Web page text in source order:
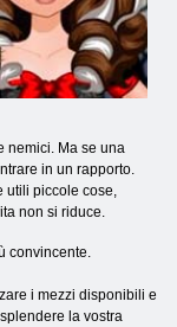
nemici. Ma se una
in un rapporto.
piccole cose,
non si riduce.
convincente.
i mezzi disponibili e
la vostra